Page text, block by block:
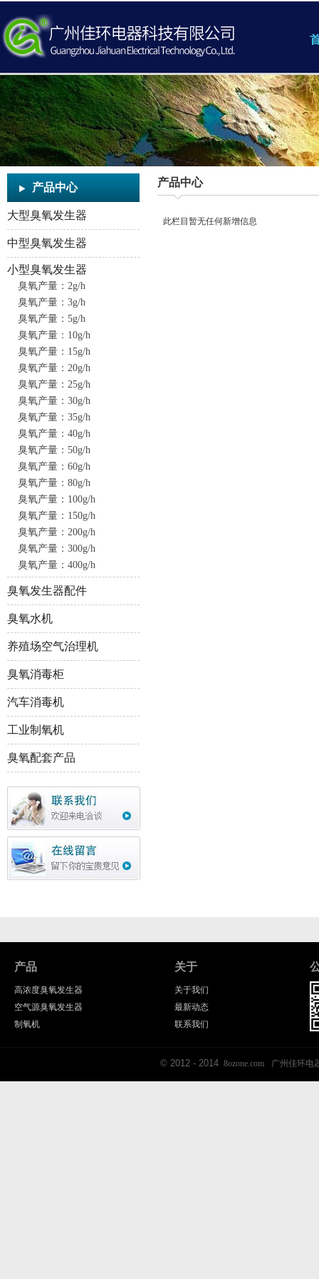
产品中心
大型臭氧发生器
中型臭氧发生器
小型臭氧发生器
臭氧产量：2g/h
臭氧产量：3g/h
臭氧产量：5g/h
臭氧产量：10g/h
臭氧产量：15g/h
臭氧产量：20g/h
臭氧产量：25g/h
臭氧产量：30g/h
臭氧产量：35g/h
臭氧产量：40g/h
臭氧产量：50g/h
臭氧产量：60g/h
臭氧产量：80g/h
臭氧产量：100g/h
臭氧产量：150g/h
臭氧产量：200g/h
臭氧产量：300g/h
臭氧产量：400g/h
臭氧发生器配件
臭氧水机
养殖场空气治理机
臭氧消毒柜
汽车消毒机
工业制氧机
臭氧配套产品
产品中心
此栏目暂无任何新增信息
产品
高浓度臭氧发生器
空气源臭氧发生器
制氧机
关于
关于我们
最新动态
联系我们
© 2012 - 2014 8ozone.com 广州佳环电